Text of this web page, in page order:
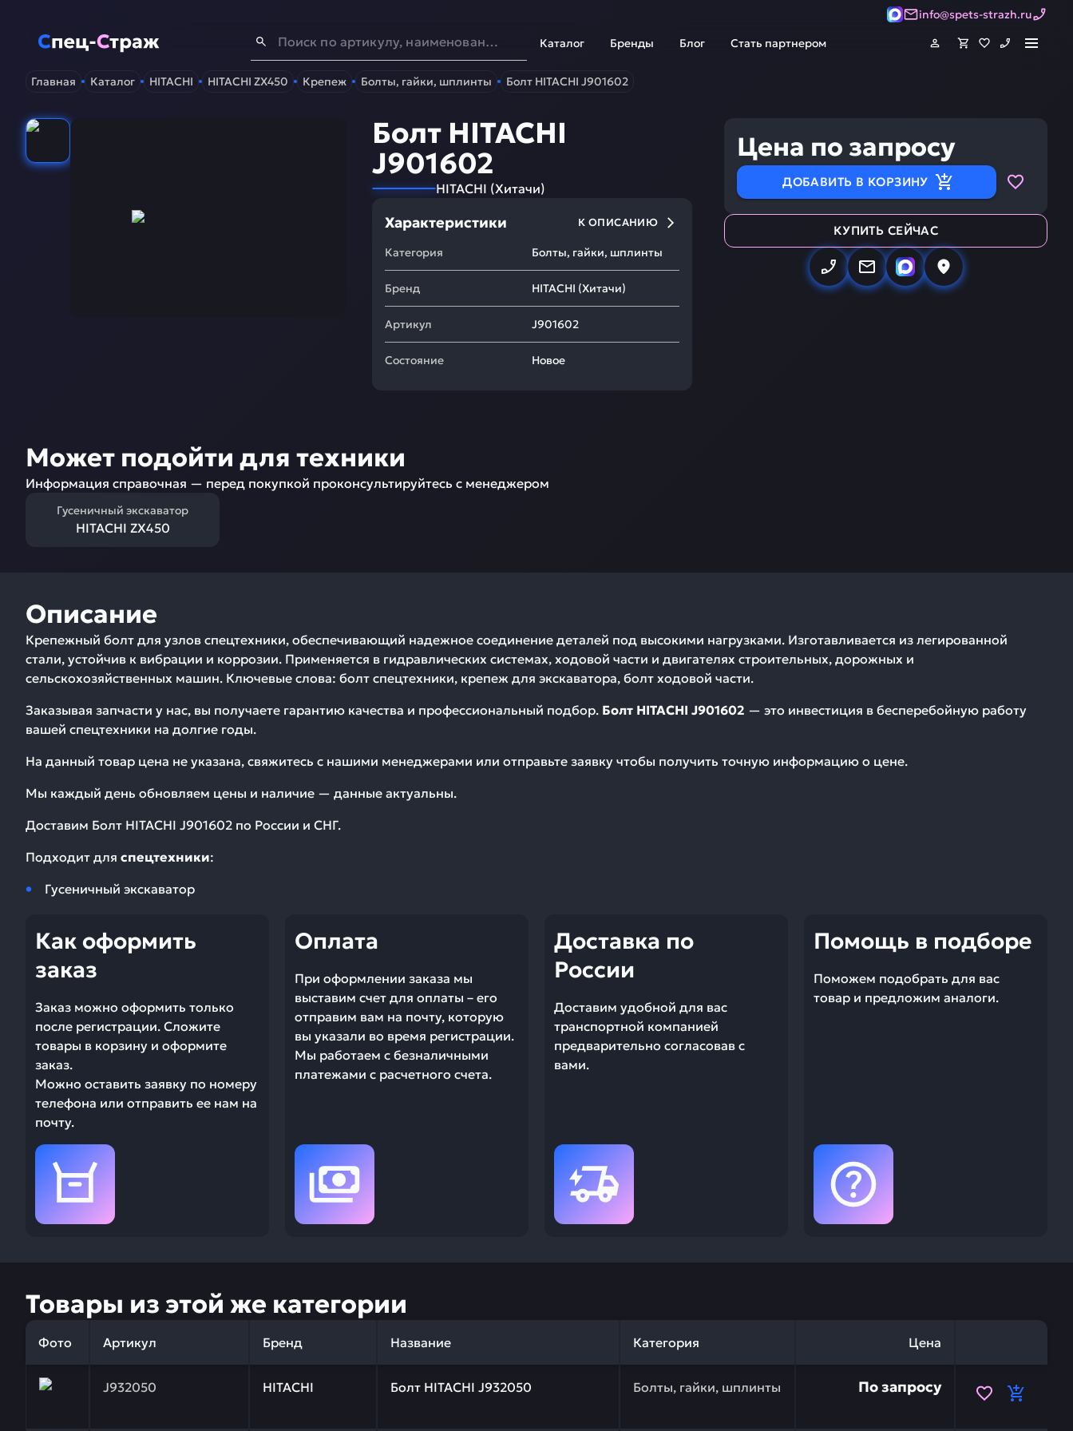
info@spets-strazh.ru
Спец-Страж - Запчасти для спецтехники
Каталог Бренды Блог Стать партнером
Главная Каталог HITACHI HITACHI ZX450 Крепеж Болты, гайки, шплинты Болт HITACHI J901602
Болт HITACHI
J901602
HITACHI (Хитачи)
Характеристики К ОПИСАНИЮ
Категория Болты, гайки, шплинты
Бренд HITACHI (Хитачи)
Артикул J901602
Состояние Новое
Цена по запросу
ДОБАВИТЬ В КОРЗИНУ
КУПИТЬ СЕЙЧАС
Может подойти для техники
Информация справочная — перед покупкой проконсультируйтесь с менеджером
Гусеничный экскаватор
HITACHI ZX450
Описание
Крепежный болт для узлов спецтехники, обеспечивающий надежное соединение деталей под высокими нагрузками. Изготавливается из легированной
стали, устойчив к вибрации и коррозии. Применяется в гидравлических системах, ходовой части и двигателях строительных, дорожных и
сельскохозяйственных машин. Ключевые слова: болт спецтехники, крепеж для экскаватора, болт ходовой части.
Заказывая запчасти у нас, вы получаете гарантию качества и профессиональный подбор. Болт HITACHI J901602 — это инвестиция в бесперебойную работу
вашей спецтехники на долгие годы.
На данный товар цена не указана, свяжитесь с нашими менеджерами или отправьте заявку чтобы получить точную информацию о цене.
Мы каждый день обновляем цены и наличие — данные актуальны.
Доставим Болт HITACHI J901602 по России и СНГ.
Подходит для спецтехники:
Гусеничный экскаватор
Как оформить
заказ
Заказ можно оформить только
после регистрации. Сложите
товары в корзину и оформите
заказ.
Можно оставить заявку по номеру
телефона или отправить ее нам на
почту.
Оплата
При оформлении заказа мы
выставим счет для оплаты – его
отправим вам на почту, которую
вы указали во время регистрации.
Мы работаем с безналичными
платежами с расчетного счета.
Доставка по
России
Доставим удобной для вас
транспортной компанией
предварительно согласовав с
вами.
Помощь в подборе
Поможем подобрать для вас
товар и предложим аналоги.
Товары из этой же категории
Фото Артикул Бренд Название Категория Цена
J932050 HITACHI Болт HITACHI J932050 Болты, гайки, шплинты
Заказывая запчасти у нас, вы получаете гарантию качества и профессиональный подбор. Болт HITACHI J932050 — это инвестиция в бесперебойную работу
По запросу